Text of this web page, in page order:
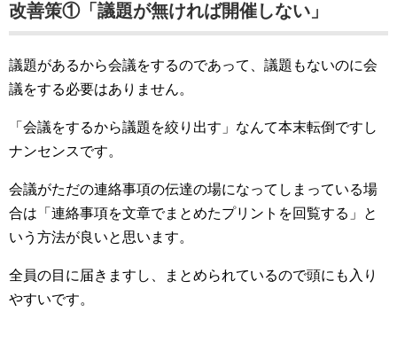
改善策①「議題が無ければ開催しない」
議題があるから会議をするのであって、議題もないのに会
議をする必要はありません。
「会議をするから議題を絞り出す」なんて本末転倒ですし
ナンセンスです。
会議がただの連絡事項の伝達の場になってしまっている場
合は「連絡事項を文章でまとめたプリントを回覧する」と
いう方法が良いと思います。
全員の目に届きますし、まとめられているので頭にも入り
やすいです。